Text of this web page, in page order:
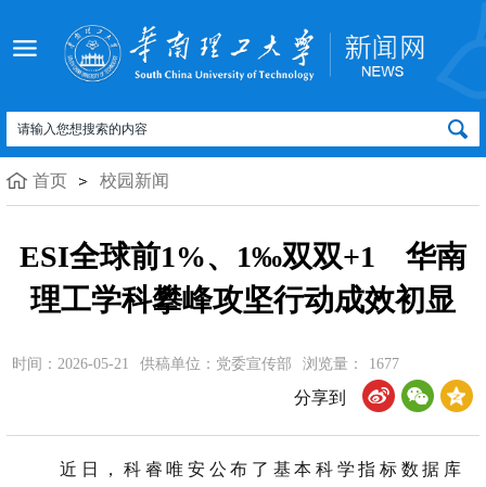
首页 校园新闻
ESI全球前1%、1‰双双+1 华南
理工学科攀峰攻坚行动成效初显
时间：2026-05-21 供稿单位：党委宣传部 浏览量： 1677
分享到
近日，科睿唯安公布了基本科学指标数据库